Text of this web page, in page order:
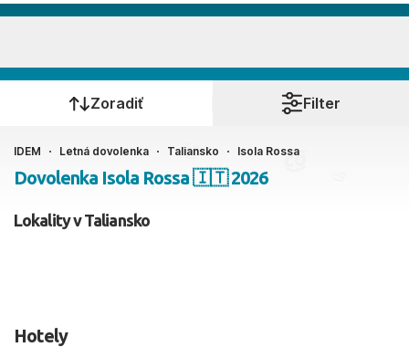
Kedy cestujete?
Ako cestujete?
2 dospelí, 0 deti
Zoradiť Filter
IDEM Letná dovolenka Taliansko Isola Rossa
Dovolenka Isola Rossa 🇮🇹 2026
Lokality v Taliansko
Hotely